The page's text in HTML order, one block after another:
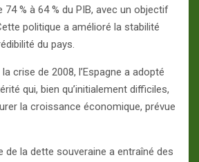
74 % à 64 % du PIB, avec un objectif
politique a amélioré la stabilité
du pays.
crise de 2008, l’Espagne a adopté
qui, bien qu’initialement difficiles,
la croissance économique, prévue
de la dette souveraine a entraîné des